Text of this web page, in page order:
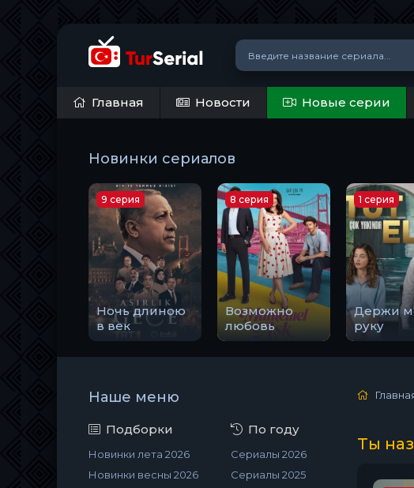
Главная Новости Новые серии
Новинки сериалов
Ночь длиною
в век
9 серия
Возможно
любовь
8 серия
Держи
руку
1 серия
Наше меню
Подборки
Новинки лета 2026
Новинки весны 2026
По году
Сериалы 2026
Сериалы 2025
Ты